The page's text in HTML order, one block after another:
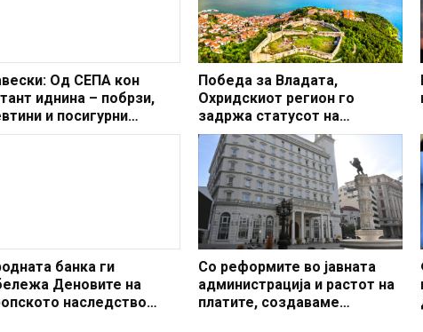
Од СЕПА кон
иднина – побрзи,
и посигурни
за сите
банка ги
Деновите на
наследство
Победа за Владата,
Охридскиот регион го
задржа статусот на
заштитено светско културно
наследство
Со реформите во јавната
администрација и растот на
платите, создаваме